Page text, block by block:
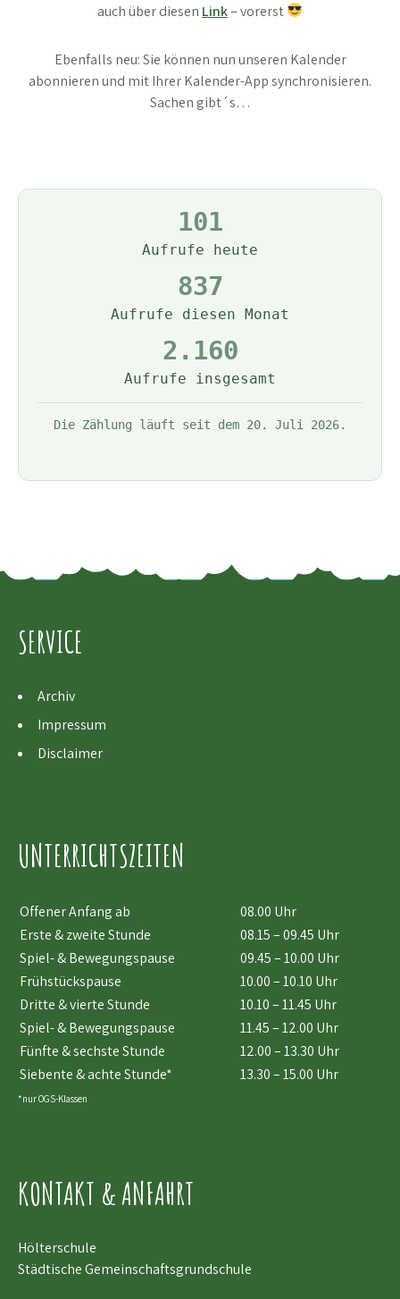
auch über diesen Link– vorerst
Ebenfalls neu: Sie können nun unseren Kalender
abonnieren und mit Ihrer Kalender-App synchronisieren.
Sachen gibt´s…
101
Aufrufe heute
837
Aufrufe diesen Monat
2.160
Aufrufe insgesamt
Die Zählung läuft seit dem 20. Juli 2026.
SERVICE
Archiv
Impressum
Disclaimer
UNTERRICHTSZEITEN
Offener Anfang ab
08.00 Uhr
Erste & zweite Stunde
08.15 – 09.45 Uhr
Spiel- & Bewegungspause
09.45 – 10.00 Uhr
Frühstückspause
10.00 – 10.10 Uhr
Dritte & vierte Stunde
10.10 – 11.45 Uhr
Spiel- & Bewegungspause
11.45 – 12.00 Uhr
Fünfte & sechste Stunde
12.00 – 13.30 Uhr
Siebente & achte Stunde*
13.30 – 15.00 Uhr
*nur OGS-Klassen
KONTAKT & ANFAHRT
Hölterschule
Städtische Gemeinschaftsgrundschule